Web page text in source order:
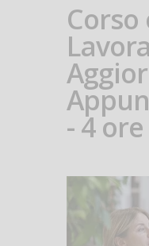
- 4 ore